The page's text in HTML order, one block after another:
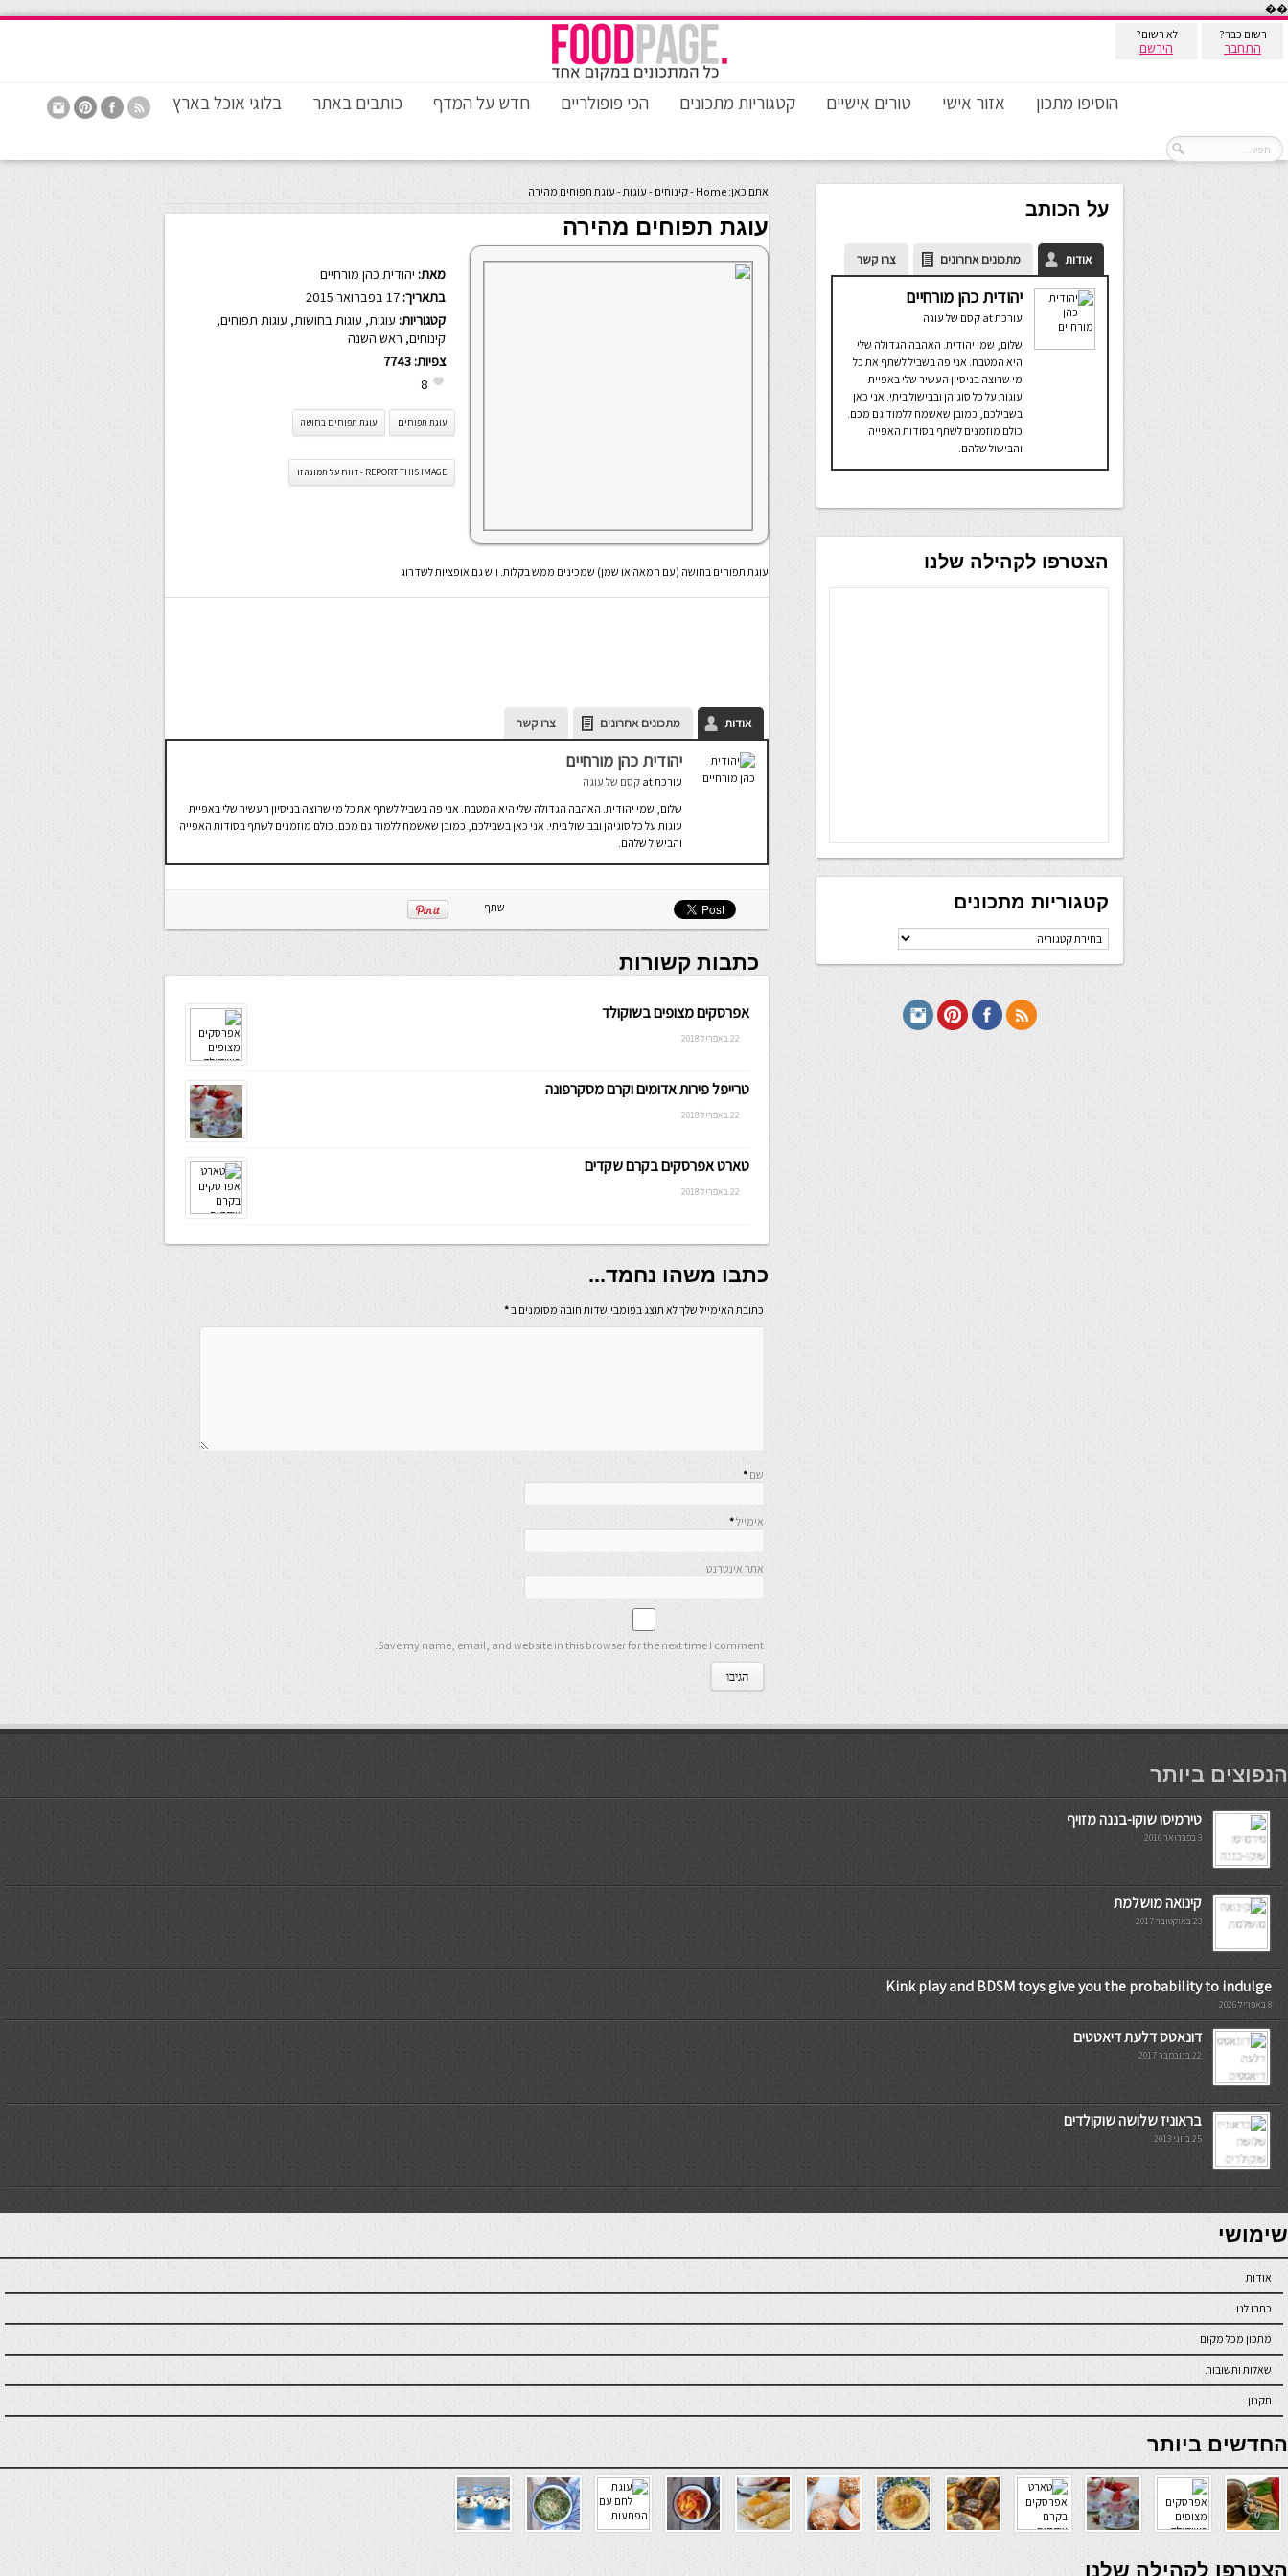
��
רשום כבר?
התחבר
לא רשום?
הירשם
הוסיפו מתכון אזור אישי טורים אישיים קטגוריות מתכונים הכי פופולריים חדש על המדף כותבים באתר בלוגי אוכל בארץ
אתם כאן: Home
-קינוחים - עוגות- עוגת תפוחים מהירה
עוגת תפוחים מהירה
מאת: יהודית כהן מורחיים
בתאריך:
קטגוריות: עוגות, עוגות בחושות, עוגות תפוחים,
קינוחים, ראש השנה
צפיות: 7743
8
עוגת תפוחים עוגת תפוחים בחושה
REPORT THIS IMAGE - דווח על תמונה זו
עוגת תפוחים בחושה (עם חמאה או שמן) שמכינים ממש בקלות. ויש גם אופציות לשדרוג
אודות מתכונים אחרונים צרו קשר
יהודית כהן מורחיים
עורכת
קסם של עוגה
שלום, שמי יהודית. האהבה הגדולה שלי היא המטבח. אני פה בשביל לשתף את כל מי שרוצה בניסיון העשיר שלי באפיית
עוגות על כל סוגיהן ובבישול ביתי. אני כאן בשבילכם, כמובן שאשמח ללמוד גם מכם. כולם מוזמנים לשתף בסודות האפייה
והבישול שלהם.
שתף
כתבות קשורות
אפרסקים מצופים בשוקולד
22 באפריל 2018
טרייפל פירות אדומים וקרם מסקרפונה
22 באפריל 2018
טארט אפרסקים בקרם שקדים
22 באפריל 2018
כתבו משהו נחמד...
כתובת האימייל שלך לא תוצג בפומבי.שדות חובה מסומנים ב*
שם *
אימייל*
אתר אינטרנט
Save my name, email, and website in this browser for the next time I comment.
על הכותב
אודות מתכונים אחרונים צרו קשר
יהודית כהן מורחיים
עורכת
קסם של עוגה
שלום, שמי יהודית. האהבה הגדולה שלי
היא המטבח. אני פה בשביל לשתף את כל
מי שרוצה בניסיון העשיר שלי באפיית
עוגות על כל סוגיהן ובבישול ביתי. אני כאן
בשבילכם, כמובן שאשמח ללמוד גם מכם.
כולם מוזמנים לשתף בסודות האפייה
והבישול שלהם.
הצטרפו לקהילה שלנו
קטגוריות מתכונים
קטגוריות
מתכונים
мостбет кг
הנפוצים ביותר
טירמיסו שוקו-בננה מזויף
3 בפברואר 2016
קינואה מושלמת
23 באוקטובר 2017
Kink play and BDSM toys give you the probability to indulge
8 באפריל 2026
דונאטס דלעת דיאטטים
22 בנובמבר 2017
בראוניז שלושה שוקולדים
25 ביוני 2013
7slots
seriöse online casinos österreich
שימושי
אודות
כתבו לנו
מתכון מכל מקום
שאלות ותשובות
תקנון
online casino
החדשים ביותר
verde casino
הצטרפו לקהילה שלנו